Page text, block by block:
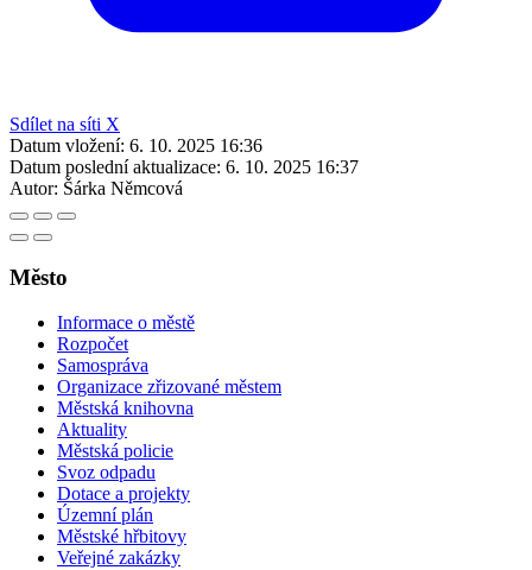
Sdílet na síti X
Datum vložení: 6. 10. 2025 16:36
Datum poslední aktualizace: 6. 10. 2025 16:37
Autor: Šárka Němcová
Město
Informace o městě
Rozpočet
Samospráva
Organizace zřizované městem
Městská knihovna
Aktuality
Městská policie
Svoz odpadu
Dotace a projekty
Územní plán
Městské hřbitovy
Veřejné zakázky